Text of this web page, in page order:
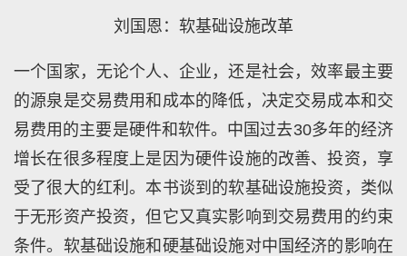
刘国恩：软基础设施改革
一个国家，无论个人、企业，还是社会，效率最主要
的源泉是交易费用和成本的降低，决定交易成本和交
易费用的主要是硬件和软件。中国过去30多年的经济
增长在很多程度上是因为硬件设施的改善、投资，享
受了很大的红利。本书谈到的软基础设施投资，类似
于无形资产投资，但它又真实影响到交易费用的约束
条件。软基础设施和硬基础设施对中国经济的影响在